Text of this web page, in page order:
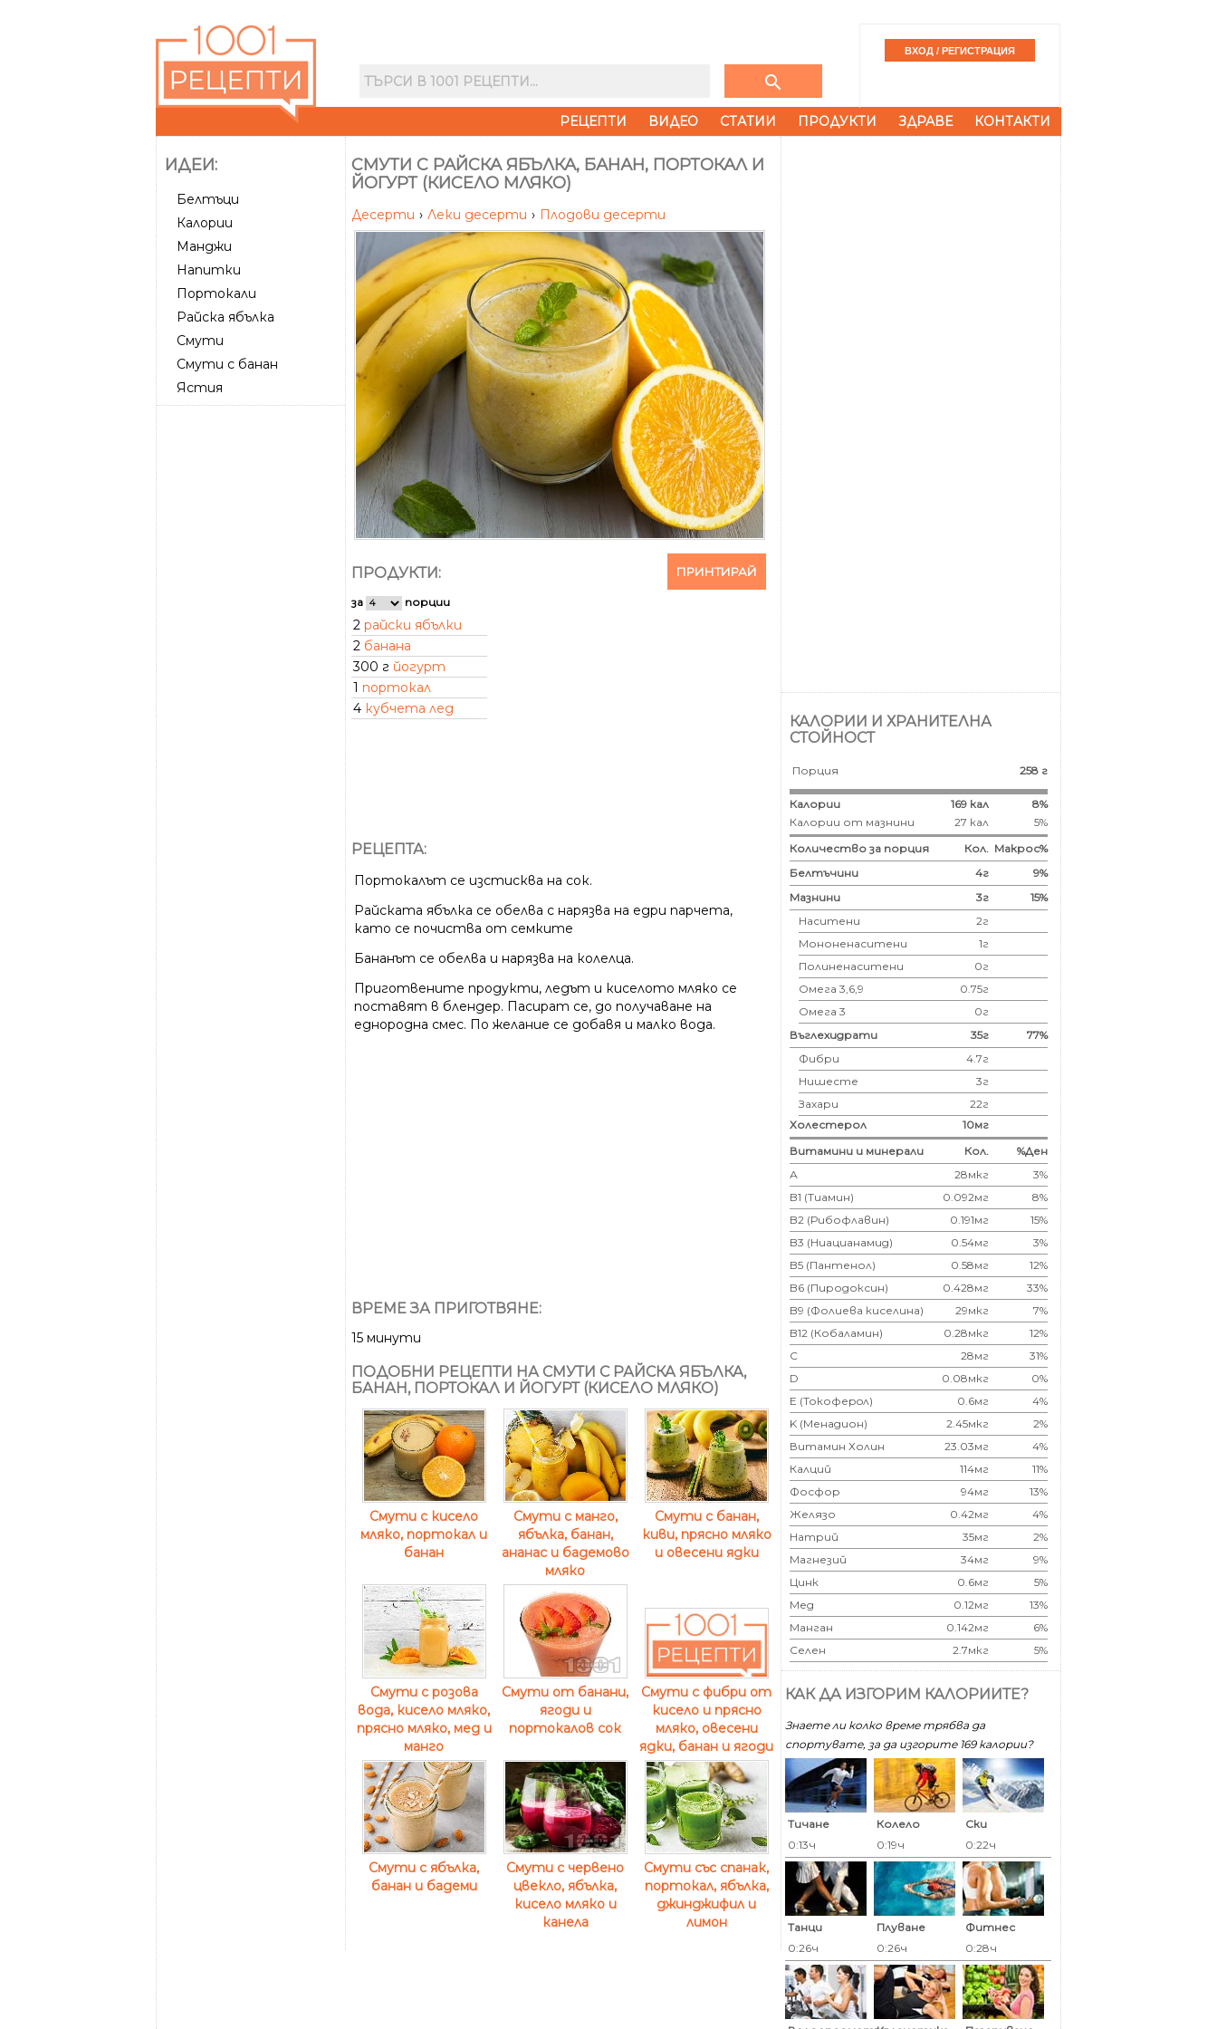
search
РЕЦЕПТИ ВИДЕО СТАТИИ ПРОДУКТИ ЗДРАВЕ КОНТАКТИ
ИДЕИ:
Белтъци
Калории
Манджи
Напитки
Портокали
Райска ябълка
Смути
Смути с банан
Ястия
СМУТИ С РАЙСКА ЯБЪЛКА, БАНАН, ПОРТОКАЛ И
ЙОГУРТ (КИСЕЛО МЛЯКО)
Десерти › Леки десерти › Плодови десерти
ПРИНТИРАЙ
ПРОДУКТИ:
за порции
2 райски ябълки
2 банана
300 г йогурт
1 портокал
4 кубчета лед
РЕЦЕПТА:
Портокалът се изстисква на сок.
Райската ябълка се обелва с нарязва на едри парчета,
като се почиства от семките
Бананът се обелва и нарязва на колелца.
Приготвените продукти, ледът и киселото мляко се
поставят в блендер. Пасират се, до получаване на
еднородна смес. По желание се добавя и малко вода.
ВРЕМЕ ЗА ПРИГОТВЯНЕ:
15 минути
ПОДОБНИ РЕЦЕПТИ НА СМУТИ С РАЙСКА ЯБЪЛКА,
БАНАН, ПОРТОКАЛ И ЙОГУРТ (КИСЕЛО МЛЯКО)
Смути с кисело
мляко, портокал и
банан
Смути с манго,
ябълка, банан,
ананас и бадемово
мляко
Смути с банан,
киви, прясно мляко
и овесени ядки
Смути с розова
вода, кисело мляко,
прясно мляко, мед и
манго
Смути от банани,
ягоди и
портокалов сок
Смути с фибри от
кисело и прясно
мляко, овесени
ядки, банан и ягоди
Смути с ябълка,
банан и бадеми
Смути с червено
цвекло, ябълка,
кисело мляко и
канела
Смути със спанак,
портокал, ябълка,
джинджифил и
лимон
КАЛОРИИ И ХРАНИТЕЛНА
СТОЙНОСТ
Порция 258 г
Калории 169 кал
8%
Калории от мазнини
27 кал
5%
Количество за порция
Кол. Макрос%
Белтъчини
4г
9%
Мазнини
3г
15%
Наситени
2г
Мононенаситени
1г
Полиненаситени
0г
Омега 3,6,9
0.75г
Омега 3
0г
Въглехидрати
35г
77%
Фибри
4.7г
Нишесте
3г
Захари
22г
Холестерол
10мг
Витамини и минерали
Кол.
%Ден
А
28мкг
3%
B1 (Тиамин)
0.092мг
8%
B2 (Рибофлавин)
0.191мг
15%
B3 (Ниацианамид)
0.54мг
3%
B5 (Пантенол)
0.58мг
12%
B6 (Пиродоксин)
0.428мг
33%
B9 (Фолиева киселина)
29мкг
7%
B12 (Кобаламин)
0.28мкг
12%
C
28мг
31%
D
0.08мкг
0%
E (Токоферoл)
0.6мг
4%
K (Менадион)
2.45мкг
2%
Витамин Холин
23.03мг
4%
Калций
114мг
11%
Фосфор
94мг
13%
Желязо
0.42мг
4%
Натрий
35мг
2%
Магнезий
34мг
9%
Цинк
0.6мг
5%
Мед
0.12мг
13%
Манган
0.142мг
6%
Селен
2.7мкг 5%
КАК ДА ИЗГОРИМ КАЛОРИИТЕ?
Знаете ли колко време трябва да
спортувате, за да изгорите 169 калoрии?
Тичане
0:13ч
Колело
0:19ч
Ски
0:22ч
Танци
0:26ч
Плуване
0:26ч
Фитнес
0:28ч